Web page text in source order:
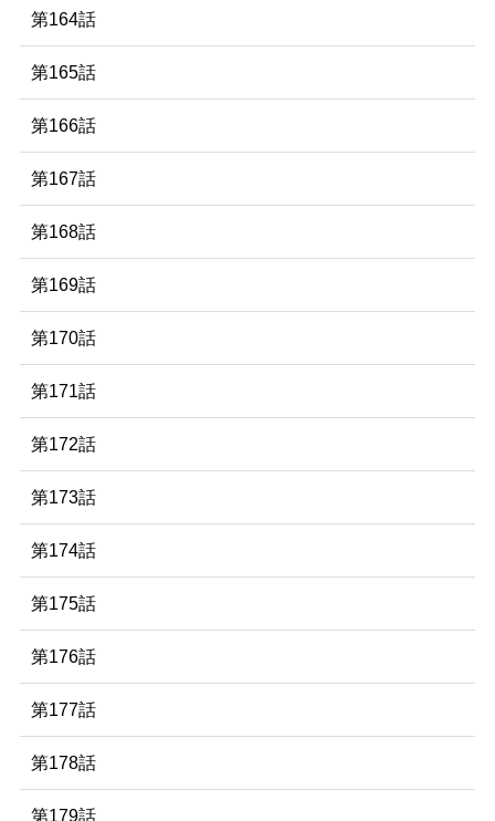
第164話
第165話
第166話
第167話
第168話
第169話
第170話
第171話
第172話
第173話
第174話
第175話
第176話
第177話
第178話
第179話